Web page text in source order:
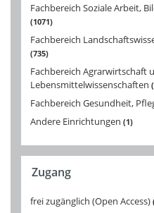
Fachbereich Soziale Arbeit,
1071
Fachbereich
735
Fachbereich Agrarwirtschaft
Lebensmittelwissenschaften
Fachbereich Gesundheit,
Andere Einrichtungen 1
Zugang
frei zugänglich (Open Access)